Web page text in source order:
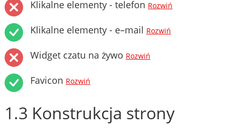
Klikalne elementy - telefon Rozwiń
Klikalne elementy - e–mail Rozwiń
Widget czatu na żywo Rozwiń
Favicon Rozwiń
1.3 Konstrukcja strony